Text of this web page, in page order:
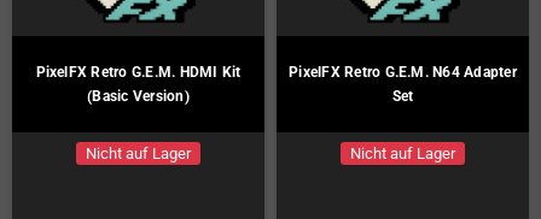
PixelFX Retro G.E.M. HDMI Kit
(Basic Version)
Nicht auf Lager
PixelFX Retro G.E.M. N64 Adapter
Set
Nicht auf Lager